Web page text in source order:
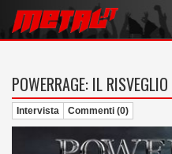
POWERRAGE: IL
Intervista Commenti (0)